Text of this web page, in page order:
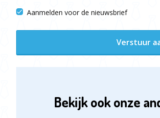
Aanmelden voor de nieuwsbrief
Verstuur
Bekijk ook onze